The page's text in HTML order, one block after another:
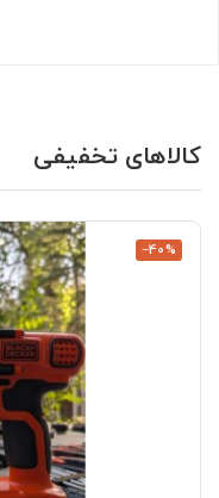
کالاهای تخفیفی
‎−40%